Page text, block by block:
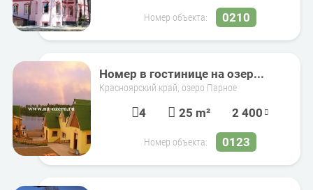
Номер объекта: 0210
Номер в гостинице на озер...
Красноярский край, озеро Парное
4 25 m² 2 400
Номер объекта: 0123